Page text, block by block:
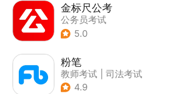
金标尺公考
公务员考试
5.0
粉笔
教师考试
司法考试
| 公务员考试
4.9